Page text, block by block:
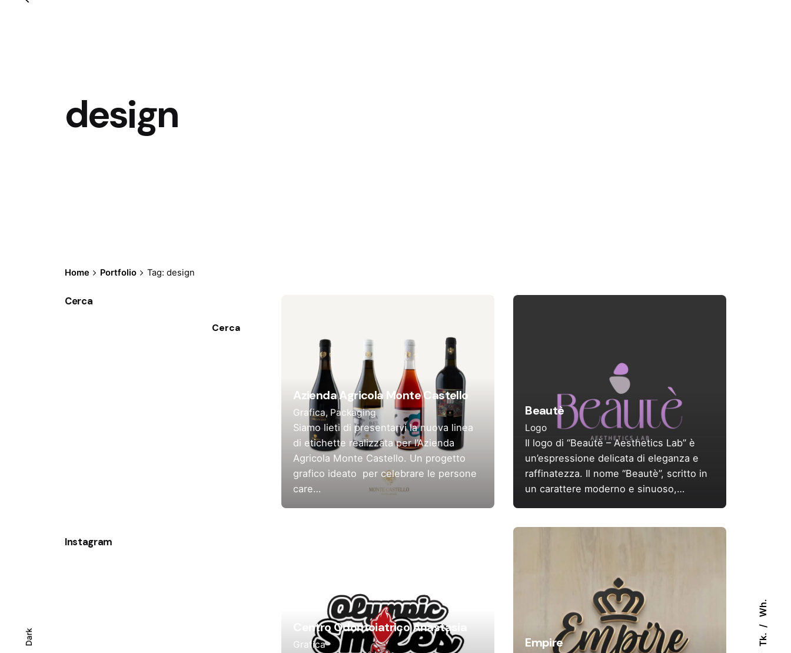
Dark Tk.
Wh.
design
Home Portfolio Tag: design
Cerca
Cerca
Instagram
Azienda Agricola Monte Castello
Grafica Packaging
Siamo lieti di presentarvi la nuova linea
di etichette realizzata per l’Azienda
Agricola Monte Castello. Un progetto
grafico ideato per celebrare le persone
care…
Beautè
Logo
Il logo di “Beautè – Aesthetics Lab” è
un’espressione delicata di eleganza e
raffinatezza. Il nome “Beautè”, scritto in
un carattere moderno e sinuoso,…
Centro Odontoiatrico Anastasia
Grafica Empire